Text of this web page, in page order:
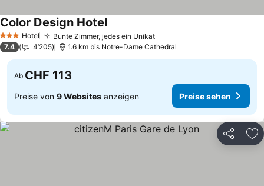
3 SterneHotel Bunte Zimmer, jedes ein UnikatPreise sehen
Color Design HotelPreise sehen
7.4 4’205 1.6 km bis Notre-Dame Cathedral
Ab CHF 113
Preise von 9 Websites anzeigen Preise sehen
Teilen